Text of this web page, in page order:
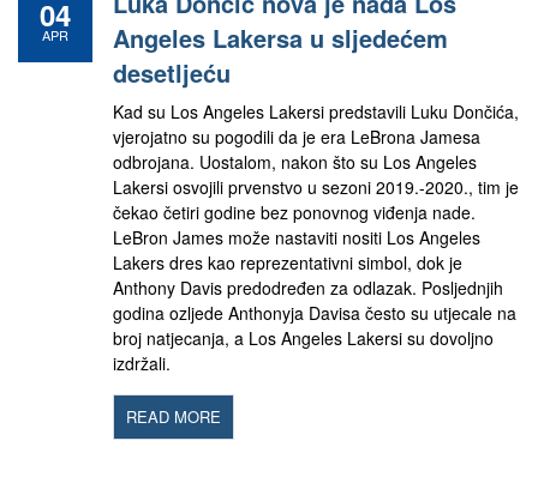
04
APR
Angeles Lakersa u sljedećem
desetljeću
Kad su Los Angeles Lakersi predstavili Luku Dončića,
vjerojatno su pogodili da je era LeBrona Jamesa
odbrojana. Uostalom, nakon što su Los Angeles
Lakersi osvojili prvenstvo u sezoni 2019.-2020., tim je
čekao četiri godine bez ponovnog viđenja nade.
LeBron James može nastaviti nositi Los Angeles
Lakers dres kao reprezentativni simbol, dok je
Anthony Davis predodređen za odlazak. Posljednjih
godina ozljede Anthonyja Davisa često su utjecale na
broj natjecanja, a Los Angeles Lakersi su dovoljno
izdržali.
READ MORE